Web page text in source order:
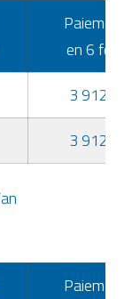
Paiement
en 6 fois
3 912 €
3 912 €
Paiement